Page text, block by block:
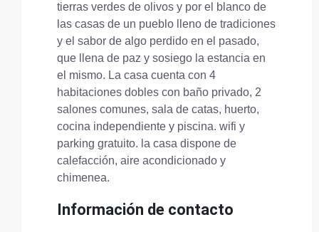
tierras verdes de olivos y por el blanco de
las casas de un pueblo lleno de tradiciones
y el sabor de algo perdido en el pasado,
que llena de paz y sosiego la estancia en
el mismo. La casa cuenta con 4
habitaciones dobles con baño privado, 2
salones comunes, sala de catas, huerto,
cocina independiente y piscina. wifi y
parking gratuito. la casa dispone de
calefacción, aire acondicionado y
chimenea.
Información de contacto